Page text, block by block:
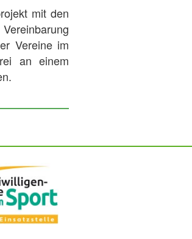
mit den
Vereine im
an einem